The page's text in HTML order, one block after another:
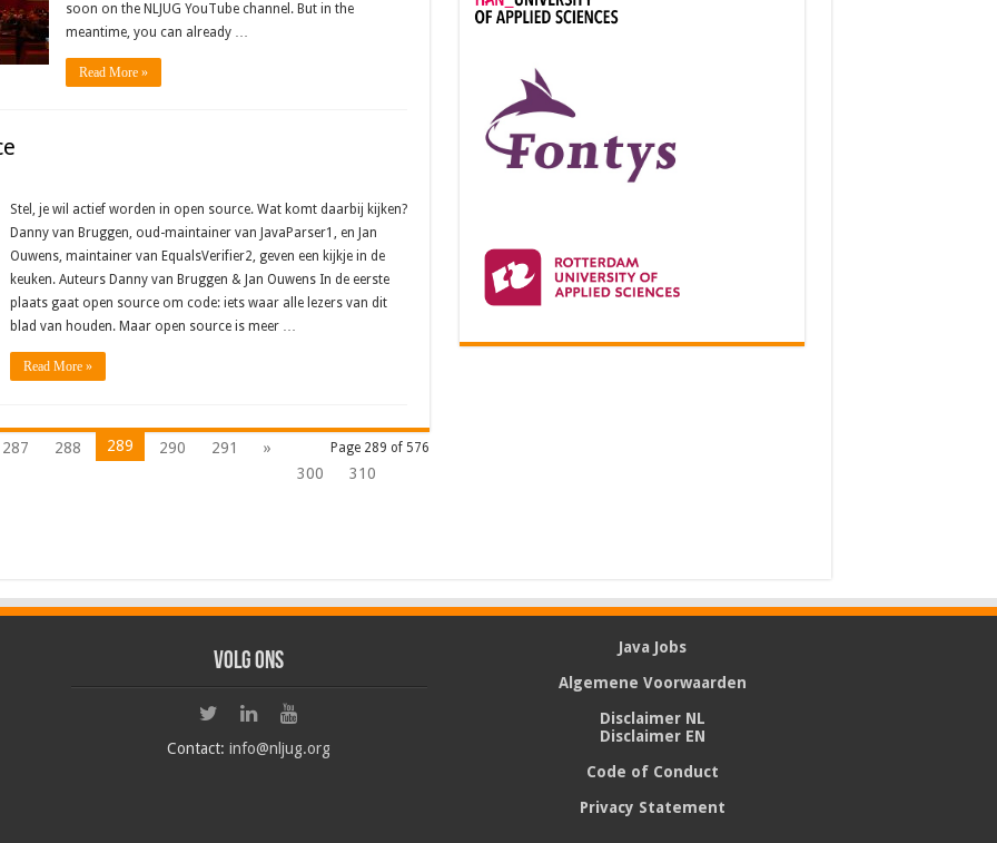
soon on the NLJUG YouTube channel. But in the
meantime, you can already …
Read More »
Stel, je wil actief worden in open source. Wat komt daarbij kijken?
Danny van Bruggen, oud-maintainer van JavaParser1, en Jan
Ouwens, maintainer van EqualsVerifier2, geven een kijkje in de
keuken. Auteurs Danny van Bruggen & Jan Ouwens In de eerste
plaats gaat open source om code: iets waar alle lezers van dit
blad van houden. Maar open source is meer …
Read More »
Page 289 of 576
287 288 289 290 291
»
300
310
Volg ons
Contact:info@nljug.org
Java Jobs
Algemene Voorwaarden
Disclaimer NL
Disclaimer EN
Code of Conduct
Privacy Statement